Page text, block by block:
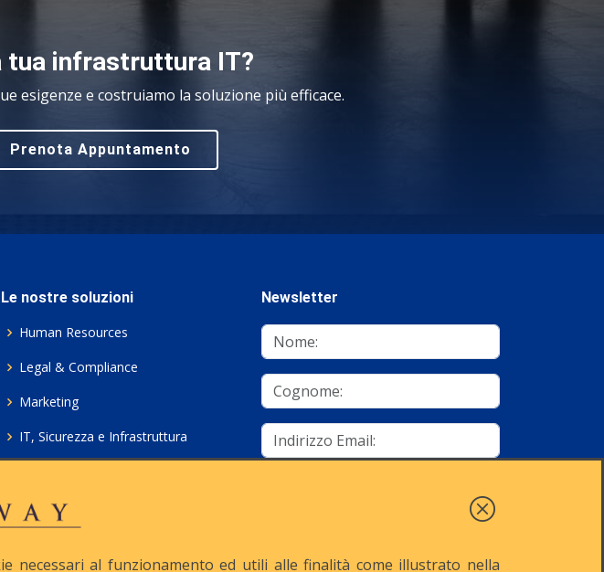
infrastruttura IT?
esigenze e costruiamo la soluzione più efficace.
Prenota Appuntamento
Le nostre soluzioni
Human Resources
Legal & Compliance
Marketing
IT, Sicurezza e Infrastruttura
Consulenza ICT e Licenze
Newsletter
al funzionamento ed utili alle finalità come illustrato nella